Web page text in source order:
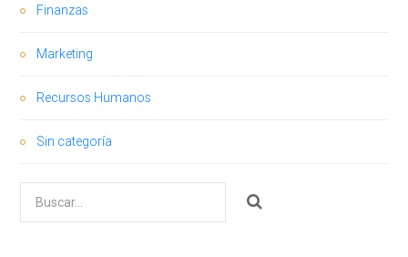
Finanzas
Marketing
Recursos Humanos
Sin categoría
por: